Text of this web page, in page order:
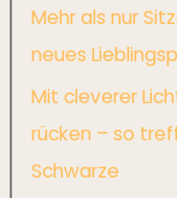
Mehr als nur
neues
Mit cleverer
rücken – so
Schwarze